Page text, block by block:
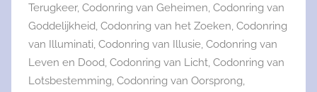
Terugkeer, Codonring van Geheimen, Codonring van
Goddelijkheid, Codonring van het Zoeken, Codonring
van Illuminati, Codonring van Illusie, Codonring van
Leven en Dood, Codonring van Licht, Codonring van
Lotsbestemming, Codonring van Oorsprong,